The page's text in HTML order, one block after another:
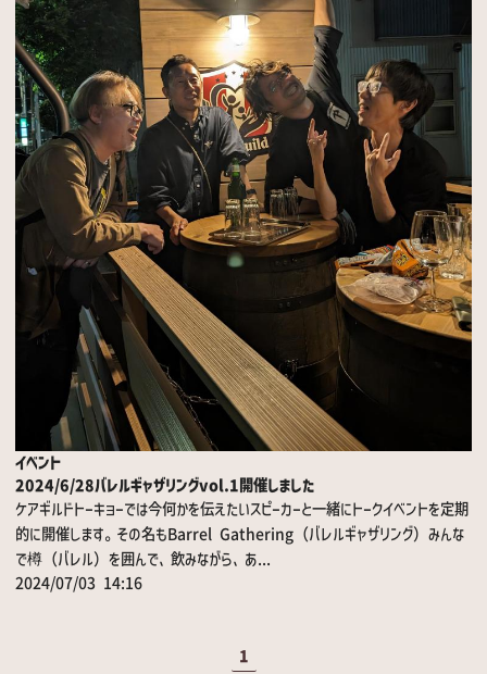
イベント
2024/6/28バレルギャザリングvol.1開催しました
ケアギルドトーキョーでは今何かを伝えたいスピーカーと一緒にトークイベントを定期
的に開催します。その名もBarrel Gathering（バレルギャザリング）みんな
で樽（バレル）を囲んで、飲みながら、あ...
2024/07/03 14:16
1